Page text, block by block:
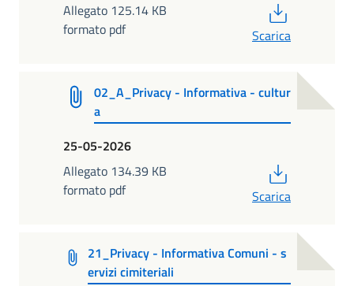
Allegato 125.14 KB
formato pdf
Scarica
02_A_Privacy - Informativa - cultur
a
25-05-2026
Allegato 134.39 KB
formato pdf
Scarica
21_Privacy - Informativa Comuni - s
ervizi cimiteriali